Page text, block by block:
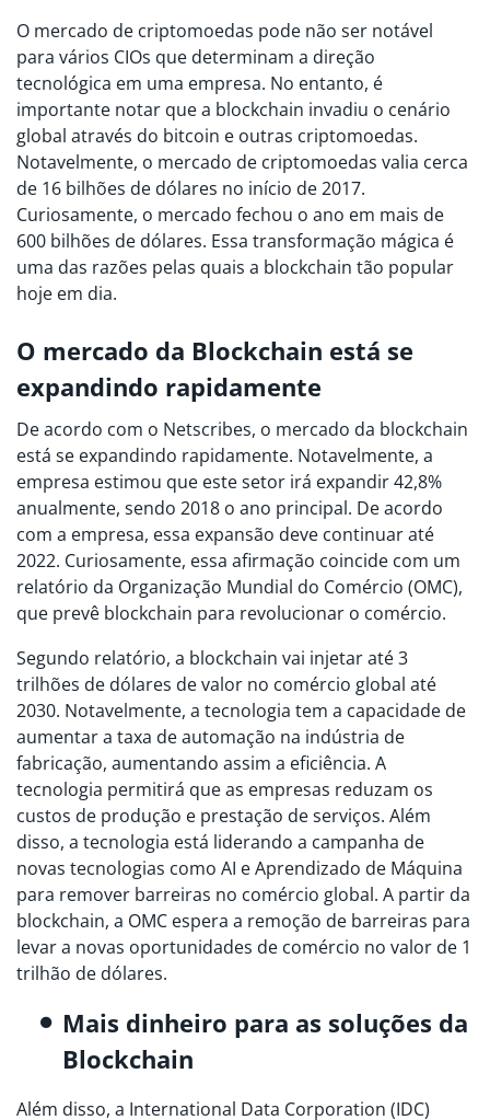
O mercado de criptomoedas pode não ser notável
para vários CIOs que determinam a direção
tecnológica em uma empresa. No entanto, é
importante notar que a blockchain invadiu o cenário
global através do bitcoin e outras criptomoedas.
Notavelmente, o mercado de criptomoedas valia cerca
de 16 bilhões de dólares no início de 2017.
Curiosamente, o mercado fechou o ano em mais de
600 bilhões de dólares. Essa transformação mágica é
uma das razões pelas quais a blockchain tão popular
hoje em dia.
O mercado da Blockchain está se
expandindo rapidamente
De acordo com o Netscribes, o mercado da blockchain
está se expandindo rapidamente. Notavelmente, a
empresa estimou que este setor irá expandir 42,8%
anualmente, sendo 2018 o ano principal. De acordo
com a empresa, essa expansão deve continuar até
2022. Curiosamente, essa afirmação coincide com um
relatório da Organização Mundial do Comércio (OMC),
que prevê blockchain para revolucionar o comércio.
Segundo relatório, a blockchain vai injetar até 3
trilhões de dólares de valor no comércio global até
2030. Notavelmente, a tecnologia tem a capacidade de
aumentar a taxa de automação na indústria de
fabricação, aumentando assim a eficiência. A
tecnologia permitirá que as empresas reduzam os
custos de produção e prestação de serviços. Além
disso, a tecnologia está liderando a campanha de
novas tecnologias como AI e Aprendizado de Máquina
para remover barreiras no comércio global. A partir da
blockchain, a OMC espera a remoção de barreiras para
levar a novas oportunidades de comércio no valor de 1
trilhão de dólares.
Mais dinheiro para as soluções da
Blockchain
Além disso, a International Data Corporation (IDC)